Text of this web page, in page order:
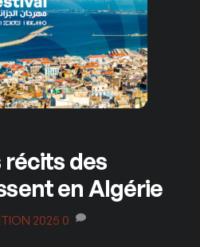
récits des
en Algérie
2025 0